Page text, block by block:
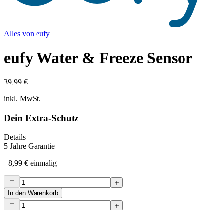
Alles von eufy
eufy Water & Freeze Sensor
39,99 €
inkl. MwSt.
Dein Extra-Schutz
Details
5 Jahre Garantie
+8,99 € einmalig
In den Warenkorb